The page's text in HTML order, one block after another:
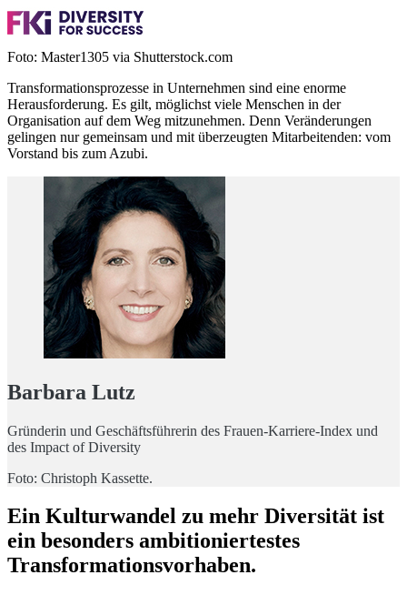
Foto: Master1305 via Shutterstock.com
Transformationsprozesse in Unternehmen sind eine enorme
Herausforderung. Es gilt, möglichst viele Menschen in der
Organisation auf dem Weg mitzunehmen. Denn Veränderungen
gelingen nur gemeinsam und mit überzeugten Mitarbeitenden: vom
Vorstand bis zum Azubi.
Barbara Lutz
Gründerin und Geschäftsführerin des Frauen-Karriere-Index und
des Impact of Diversity
Foto: Christoph Kassette.
Ein Kulturwandel zu mehr Diversität ist
ein besonders ambitioniertestes
Transformationsvorhaben.